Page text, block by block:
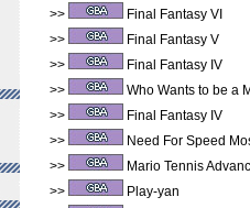
>>
Final Fantasy VI
>>
Final Fantasy V
>>
Final Fantasy IV
>>
Who Wants to be a
>>
Final Fantasy IV
>>
Need For Speed
>>
Mario Tennis
>>
Play-yan